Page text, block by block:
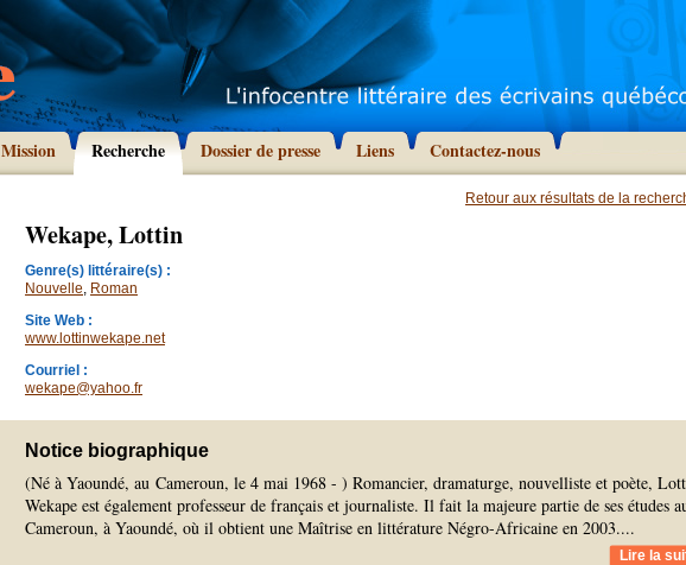
Mission Recherche Dossier de presse Liens Contactez-nous
Retour aux résultats de la
Wekape, Lottin
Genre(s) littéraire(s) :
Nouvelle, Roman
Site Web :
www.lottinwekape.net
Courriel :
wekape@yahoo.fr
Notice biographique
(Né à Yaoundé, au Cameroun, le 4 mai 1968 - ) Romancier, dramaturge, nouvelliste et poète,
Wekape est également professeur de français et journaliste. Il fait la majeure partie de ses études
Cameroun, à Yaoundé, où il obtient une Maîtrise en littérature Négro-Africaine en 2003....
Lire la